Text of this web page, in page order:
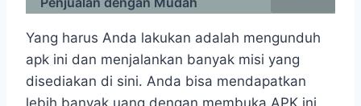
Yang harus Anda lakukan adalah mengunduh
apk ini dan menjalankan banyak misi yang
disediakan di sini. Anda bisa mendapatkan